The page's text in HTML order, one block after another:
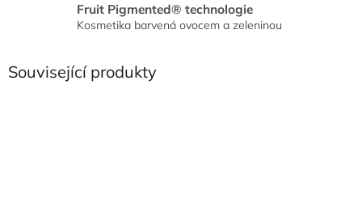
Fruit Pigmented® technologie
Kosmetika barvená ovocem a zeleninou
Související produkty